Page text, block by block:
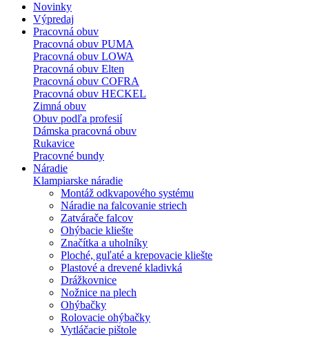
Novinky
Výpredaj
Pracovná obuv
Pracovná obuv PUMA
Pracovná obuv LOWA
Pracovná obuv Elten
Pracovná obuv COFRA
Pracovná obuv HECKEL
Zimná obuv
Obuv podľa profesií
Dámska pracovná obuv
Rukavice
Pracovné bundy
Náradie
Klampiarske náradie
Montáž odkvapového systému
Náradie na falcovanie striech
Zatvárače falcov
Ohýbacie kliešte
Značítka a uholníky
Ploché, guľaté a krepovacie kliešte
Plastové a drevené kladivká
Drážkovnice
Nožnice na plech
Ohýbačky
Rolovacie ohýbačky
Vytláčacie pištole